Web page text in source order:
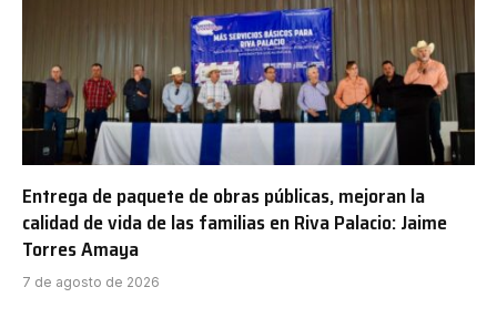
Entrega de paquete de obras públicas, mejoran la
calidad de vida de las familias en Riva Palacio: Jaime
Torres Amaya
7 de agosto de 2026